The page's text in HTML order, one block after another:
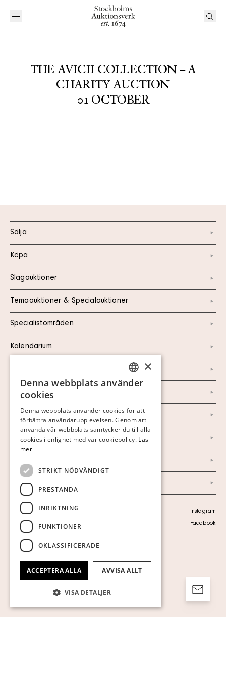
THE AVICII COLLECTION – A
CHARITY AUCTION
01 OCTOBER
Sälja
Köpa
Slagauktioner
Temaauktioner & Specialauktioner
Specialistområden
Kalendarium
Om oss
Nyheter
Marknad & Press
Arkiv
Personuppgiftspolicy
Visa cookies
Instagram
Facebook
SWEDISH
GERMAN
ENGLISH
×
Denna webbplats använder
cookies
Denna webbplats använder cookies för att
förbättra användarupplevelsen. Genom att
använda vår webbplats samtycker du till alla
cookies i enlighet med vår cookiepolicy. Läs
mer
STRIKT NÖDVÄNDIGT
PRESTANDA
INRIKTNING
FUNKTIONER
OKLASSIFICERADE
ACCEPTERA ALLA AVVISA ALLT
VISA DETALJER